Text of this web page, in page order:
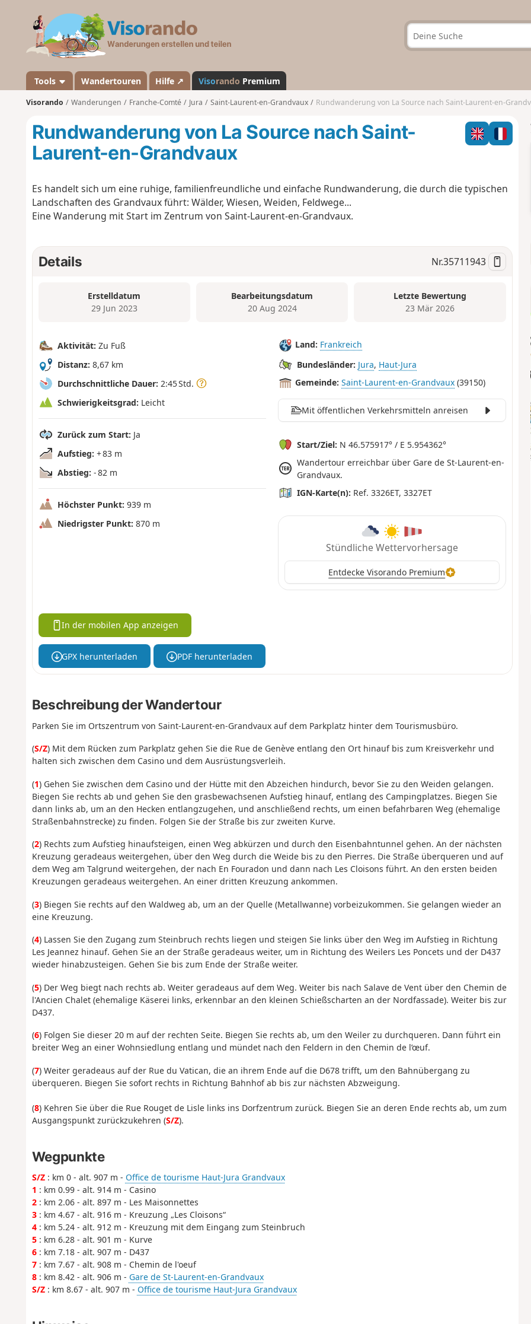
a
n
d
Tools Wandertouren Hilfe ↗ Visorando Premium
Visorando Wanderungen Franche-Comté Jura Saint-Laurent-en-Grandvaux Rundwanderung von La Source nach Saint-Laurent-en-
Rundwanderung von La Source nach Saint-
Laurent-en-Grandvaux
Es handelt sich um eine ruhige, familienfreundliche und einfache Rundwanderung, die durch die typischen
Landschaften des Grandvaux führt: Wälder, Wiesen, Weiden, Feldwege...
Eine Wanderung mit Start im Zentrum von Saint-Laurent-en-Grandvaux.
Details Nr.35711943
Erstelldatum
29 Jun 2023
Bearbeitungsdatum
20 Aug 2024
Letzte Bewertung
23 Mär 2026
Aktivität: Zu Fuß
Distanz: 8,67 km
Durchschnittliche Dauer: 2:45 Std.
Schwierigkeitsgrad: Leicht
Zurück zum Start: Ja
Aufstieg: + 83 m
Abstieg: - 82 m
Höchster Punkt: 939 m
Niedrigster Punkt: 870 m
Land: Frankreich
Bundesländer: Jura, Haut-Jura
Gemeinde: Saint-Laurent-en-Grandvaux (39150)
Mit öffentlichen Verkehrsmitteln anreisen
Start/Ziel: N 46.575917° / E 5.954362°
Wandertour erreichbar über Gare de St-Laurent-en-
Grandvaux.
IGN-Karte(n): Ref. 3326ET, 3327ET
Stündliche Wettervorhersage
Entdecke Visorando Premium
In der mobilen App anzeigen
GPX herunterladen PDF herunterladen
Beschreibung der Wandertour
Parken Sie im Ortszentrum von Saint-Laurent-en-Grandvaux auf dem Parkplatz hinter dem Tourismusbüro.
(S/Z) Mit dem Rücken zum Parkplatz gehen Sie die Rue de Genève entlang den Ort hinauf bis zum Kreisverkehr und
halten sich zwischen dem Casino und dem Ausrüstungsverleih.
(1) Gehen Sie zwischen dem Casino und der Hütte mit den Abzeichen hindurch, bevor Sie zu den Weiden gelangen.
Biegen Sie rechts ab und gehen Sie den grasbewachsenen Aufstieg hinauf, entlang des Campingplatzes. Biegen Sie
dann links ab, um an den Hecken entlangzugehen, und anschließend rechts, um einen befahrbaren Weg (ehemalige
Straßenbahnstrecke) zu finden. Folgen Sie der Straße bis zur zweiten Kurve.
(2) Rechts zum Aufstieg hinaufsteigen, einen Weg abkürzen und durch den Eisenbahntunnel gehen. An der nächsten
Kreuzung geradeaus weitergehen, über den Weg durch die Weide bis zu den Pierres. Die Straße überqueren und auf
dem Weg am Talgrund weitergehen, der nach En Fouradon und dann nach Les Cloisons führt. An den ersten beiden
Kreuzungen geradeaus weitergehen. An einer dritten Kreuzung ankommen.
(3) Biegen Sie rechts auf den Waldweg ab, um an der Quelle (Metallwanne) vorbeizukommen. Sie gelangen wieder an
eine Kreuzung.
(4) Lassen Sie den Zugang zum Steinbruch rechts liegen und steigen Sie links über den Weg im Aufstieg in Richtung
Les Jeannez hinauf. Gehen Sie an der Straße geradeaus weiter, um in Richtung des Weilers Les Poncets und der D437
wieder hinabzusteigen. Gehen Sie bis zum Ende der Straße weiter.
(5) Der Weg biegt nach rechts ab. Weiter geradeaus auf dem Weg. Weiter bis nach Salave de Vent über den Chemin de
l'Ancien Chalet (ehemalige Käserei links, erkennbar an den kleinen Schießscharten an der Nordfassade). Weiter bis zur
D437.
(6) Folgen Sie dieser 20 m auf der rechten Seite. Biegen Sie rechts ab, um den Weiler zu durchqueren. Dann führt ein
breiter Weg an einer Wohnsiedlung entlang und mündet nach den Feldern in den Chemin de l’œuf.
(7) Weiter geradeaus auf der Rue du Vatican, die an ihrem Ende auf die D678 trifft, um den Bahnübergang zu
überqueren. Biegen Sie sofort rechts in Richtung Bahnhof ab bis zur nächsten Abzweigung.
(8) Kehren Sie über die Rue Rouget de Lisle links ins Dorfzentrum zurück. Biegen Sie an deren Ende rechts ab, um zum
Ausgangspunkt zurückzukehren (S/Z).
Wegpunkte
S/Z: km 0 - alt. 907 m - Office de tourisme Haut-Jura Grandvaux
1 : km 0.99 - alt. 914 m - Casino
2: km 2.06 - alt. 897 m - Les Maisonnettes
3: km 4.67 - alt. 916 m - Kreuzung „Les Cloisons“
4: km 5.24 - alt. 912 m - Kreuzung mit dem Eingang zum Steinbruch
5: km 6.28 - alt. 901 m - Kurve
6: km 7.18 - alt. 907 m - D437
7: km 7.67 - alt. 908 m - Chemin de l'oeuf
8: km 8.42 - alt. 906 m - Gare de St-Laurent-en-Grandvaux
S/Z: km 8.67 - alt. 907 m - Office de tourisme Haut-Jura Grandvaux